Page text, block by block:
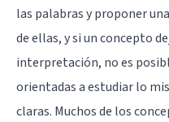
las palabras y proponer
de ellas, y si un concepto
interpretación, no es
orientadas a estudiar lo
claras. Muchos de los